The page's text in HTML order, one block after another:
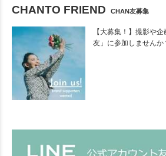
CHANTO FRIEND CHAN友募集
【大募集！】撮影や
友」に参加しませんか